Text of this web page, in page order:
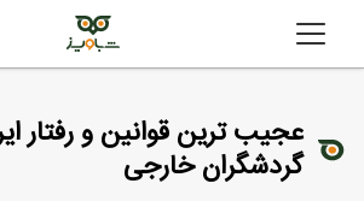
عجیب ترین قوانین و رفتار
گردشگران خارجی